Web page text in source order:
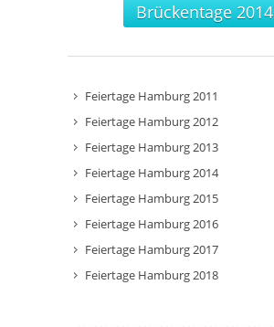
Brückentage 2014
Feiertage Hamburg 2011
Feiertage Hamburg 2012
Feiertage Hamburg 2013
Feiertage Hamburg 2014
Feiertage Hamburg 2015
Feiertage Hamburg 2016
Feiertage Hamburg 2017
Feiertage Hamburg 2018